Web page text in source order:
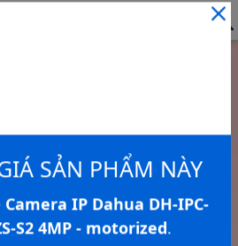
SẢN PHẨM NÀY
Camera IP Dahua DH-IPC-
S2 4MP - motorized.